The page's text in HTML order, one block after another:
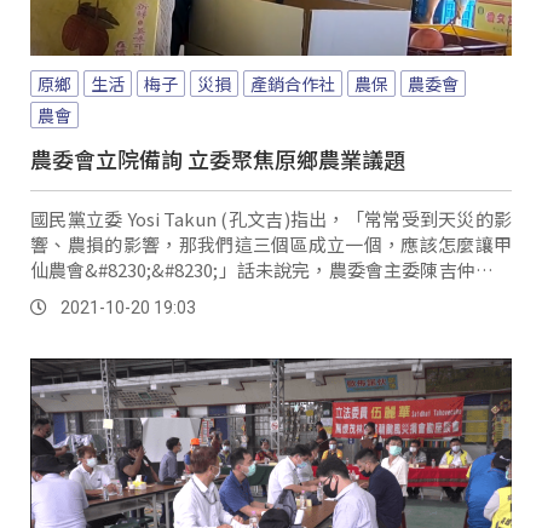
原鄉 生活 梅子 災損 產銷合作社 農保
農委會
農會
農委會立院備詢 立委聚焦原鄉農業議題
國民黨立委 Yosi Takun (孔文吉)指出，「常常受到天災的影
響、農損的影響，那我們這三個區成立一個，應該怎麼讓甲
仙農會&#8230;&#8230;」話未說完，農委會主委陳吉仲接著
說：「該怎麼來擴大更多服務」。
2021-10-20 19:03